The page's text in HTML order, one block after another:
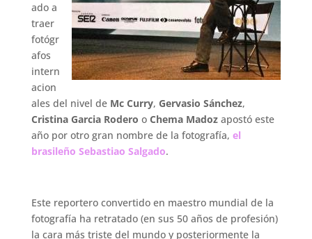
ado a
traer
fotógr
afos
intern
acion
ales del nivel deMc Curry, Gervasio Sánchez,
Cristina Garcia Rodero o Chema Madozapostó este
año por otro gran nombre de la fotografía, el
brasileño Sebastiao Salgado.
Este reportero convertido en maestro mundial de la
fotografía ha retratado (en sus 50 años de profesión)
la cara más triste del mundo y posteriormente la